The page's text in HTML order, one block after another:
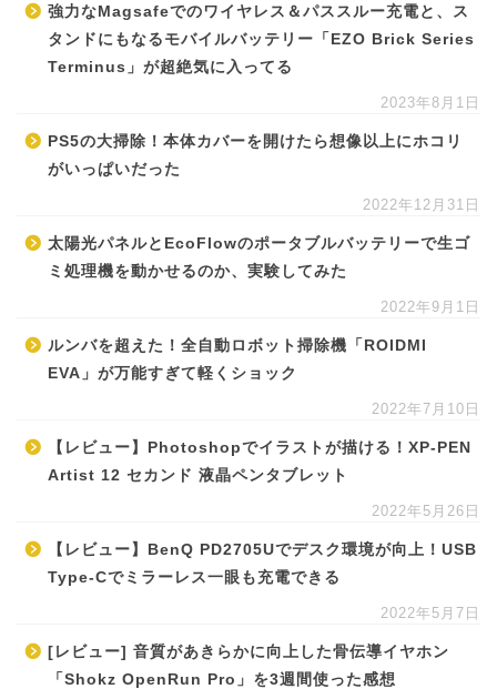
強力なMagsafeでのワイヤレス＆パススルー充電と、ス
タンドにもなるモバイルバッテリー「EZO Brick Series
Terminus」が超絶気に入ってる
2023年8月1日
PS5の大掃除！本体カバーを開けたら想像以上にホコリ
がいっぱいだった
2022年12月31日
太陽光パネルとEcoFlowのポータブルバッテリーで生ゴ
ミ処理機を動かせるのか、実験してみた
2022年9月1日
ルンバを超えた！全自動ロボット掃除機「ROIDMI
EVA」が万能すぎて軽くショック
2022年7月10日
【レビュー】Photoshopでイラストが描ける！XP-PEN
Artist 12 セカンド 液晶ペンタブレット
2022年5月26日
【レビュー】BenQ PD2705Uでデスク環境が向上！USB
Type-Cでミラーレス一眼も充電できる
2022年5月7日
[レビュー] 音質があきらかに向上した骨伝導イヤホン
「Shokz OpenRun Pro」を3週間使った感想